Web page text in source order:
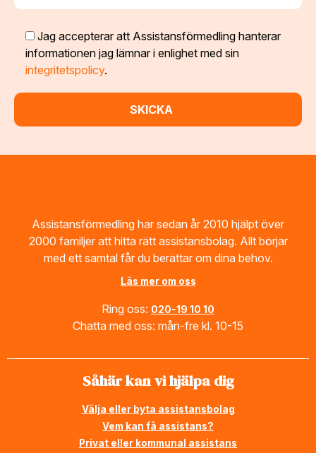
Jag accepterar att Assistansförmedling hanterar
informationen jag lämnar i enlighet med sin
integritetspolicy.
Assistansförmedling har sedan år 2010 hjälpt över
2000 familjer att hitta rätt assistansbolag. Allt börjar
med ett samtal får du berättar om dina behov.
Läs mer om oss
Ring oss: 020-19 10 10
Chatta med oss: mån-fre kl. 10-15
Såhär kan vi hjälpa dig
Välja eller byta assistansbolag
Vem kan få assistans?
Privat eller kommunal assistans